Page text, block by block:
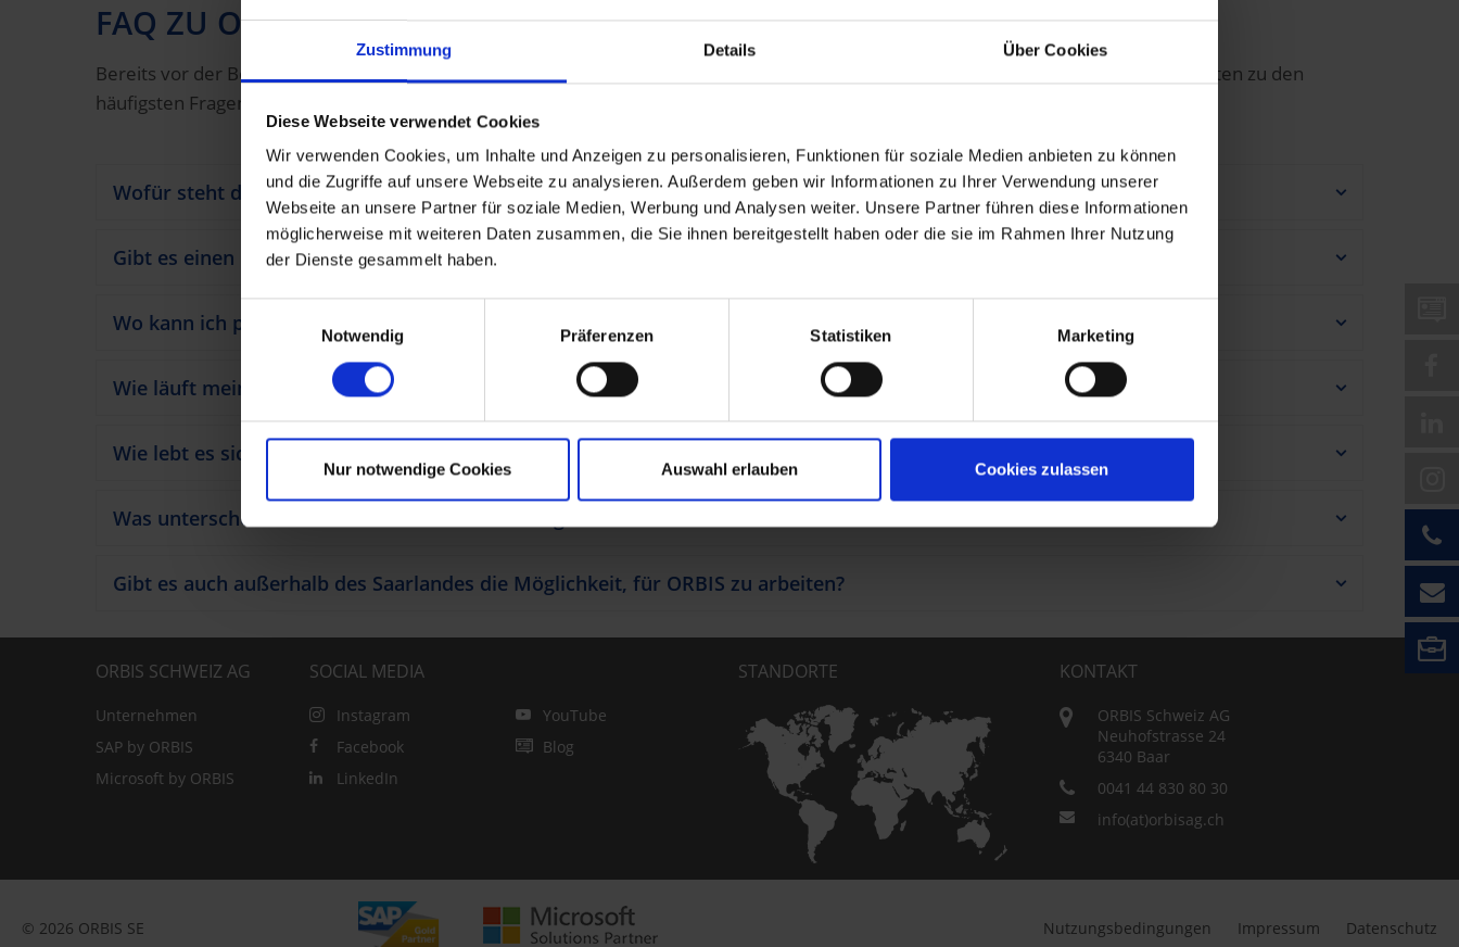
Zustimmung Details Über Cookies
Diese Webseite verwendet Cookies
Wir verwenden Cookies, um Inhalte und Anzeigen zu personalisieren, Funktionen für soziale Medien anbieten zu können
und die Zugriffe auf unsere Webseite zu analysieren. Außerdem geben wir Informationen zu Ihrer Verwendung unserer
Webseite an unsere Partner für soziale Medien, Werbung und Analysen weiter. Unsere Partner führen diese Informationen
möglicherweise mit weiteren Daten zusammen, die Sie ihnen bereitgestellt haben oder die sie im Rahmen Ihrer Nutzung
der Dienste gesammelt haben.
Notwendig
Präferenzen Statistiken Marketing
Nur notwendige Cookies Auswahl erlauben Cookies zulassen
FAQ ZU ORBIS ALS ARBEITGEBER
Bereits vor der Bewerbung kommen häufig Fragen auf. Damit Du die ORBIS noch besser kennenlernen kannst, haben wir die Antworten zu den
häufigsten Fragen unserer Bewerber:innen zusammengestellt. Du hast weitere Fragen? Kontaktiere uns gerne!
Wofür steht die Abkürzung ORBIS?
Gibt es einen Dresscode?
Wo kann ich parken?
Wie läuft mein erster Tag ab?
Wie lebt es sich im Saarland?
Was unterscheidet ORBIS von anderen Beratungshäusern?
Gibt es auch außerhalb des Saarlandes die Möglichkeit, für ORBIS zu arbeiten?
ORBIS SCHWEIZ AG
Unternehmen
SAP by ORBIS
Microsoft by ORBIS
SOCIAL MEDIA
Instagram
YouTube
Facebook
Blog
LinkedIn
STANDORTE KONTAKT
ORBIS Schweiz AG
Neuhofstrasse 24
6340 Baar
0041 44 830 80 30
info(at)orbisag.ch
© 2026 ORBIS SE Nutzungsbedingungen Impressum Datenschutz